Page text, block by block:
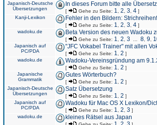
Japanisch-Deutsche
Übersetzungen
In dieses Forum bitte alle
[ Gehe zu Seite: 1 2 3 4 ]
Kanji-Lexikon Fehler in den Bildern:
[ Gehe zu Seite: 1 2 3 4 ]
wadoku.de Beta Version des neuen Wadoku
[ Gehe zu Seite: 1 2 3 8 9
Japanisch auf
PC/PDA
"JFC Vokabel Trainer" mit allen
[ Gehe zu Seite: 1 2 ]
wadoku.de Wadoku-Vereinsgründung am
[ Gehe zu Seite: 1 2 ]
Japanische
Grammatik
Gutes Wörterbuch?
[ Gehe zu Seite: 1 2 ]
Japanisch-Deutsche
Übersetzungen
Satz Übersetzung
[ Gehe zu Seite: 1 2 ]
Japanisch auf
PC/PDA
Wadoku für Mac OS X Lexikon/
[ Gehe zu Seite: 1 2 3 ]
wadoku.de kleines Rätsel aus Japan